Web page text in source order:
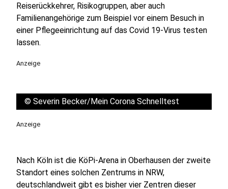
Reiserückkehrer, Risikogruppen, aber auch
Familienangehörige zum Beispiel vor einem Besuch in
einer Pflegeeinrichtung auf das Covid 19-Virus testen
lassen.
Anzeige
© Severin Becker/Mein Corona Schnelltest
Anzeige
Nach Köln ist die KöPi-Arena in Oberhausen der zweite
Standort eines solchen Zentrums in NRW,
deutschlandweit gibt es bisher vier Zentren dieser